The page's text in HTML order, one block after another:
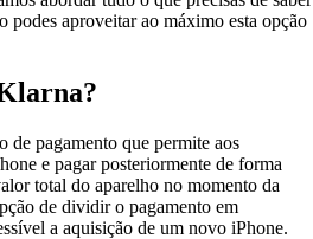
podes aproveitar ao máximo esta opção
pagamento que permite aos
e pagar posteriormente de forma
total do aparelho no momento da
de dividir o pagamento em
a aquisição de um novo iPhone.